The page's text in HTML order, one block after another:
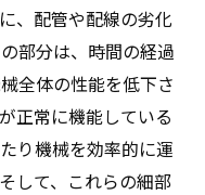
、配管や配線の劣化
部分は、時間の経過
全体の性能を低下さ
正常に機能している
り機械を効率的に運
して、これらの細部